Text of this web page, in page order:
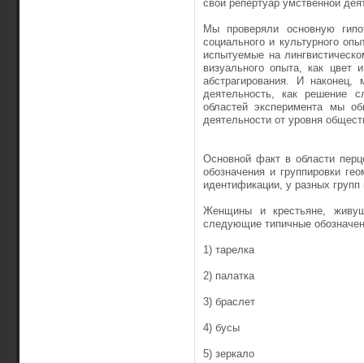
свой репертуар умственной
Мы проверяли основную
социального и культурного
испытуемые на
визуального опыта, как
абстрагирования. И
деятельность, как решение
областей эксперимента мы
деятельности от уровня
Основной факт в области
обозначения и группировки
идентификации, у разных
Женщины и крестьяне,
следующие типичные
1) тарелка
2) палатка
3) браслет
4) бусы
5) зеркало